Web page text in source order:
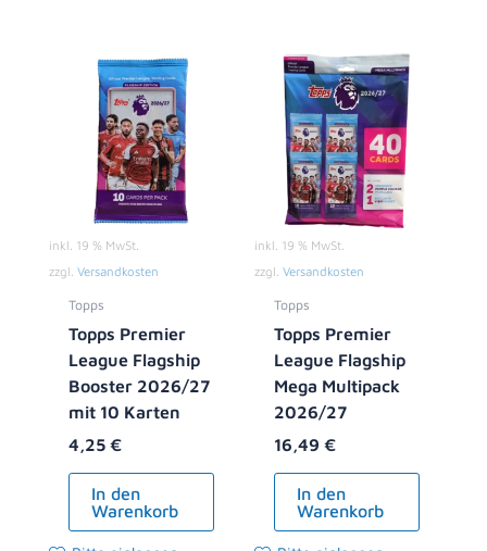
inkl. 19 % MwSt.
zzgl. Versandkosten
Topps
Topps Premier
League Flagship
Booster 2026/27
mit 10 Karten
4,25 €
In den
Warenkorb
inkl. 19 % MwSt.
zzgl. Versandkosten
Topps
Topps Premier
League Flagship
Mega Multipack
2026/27
16,49 €
In den
Warenkorb